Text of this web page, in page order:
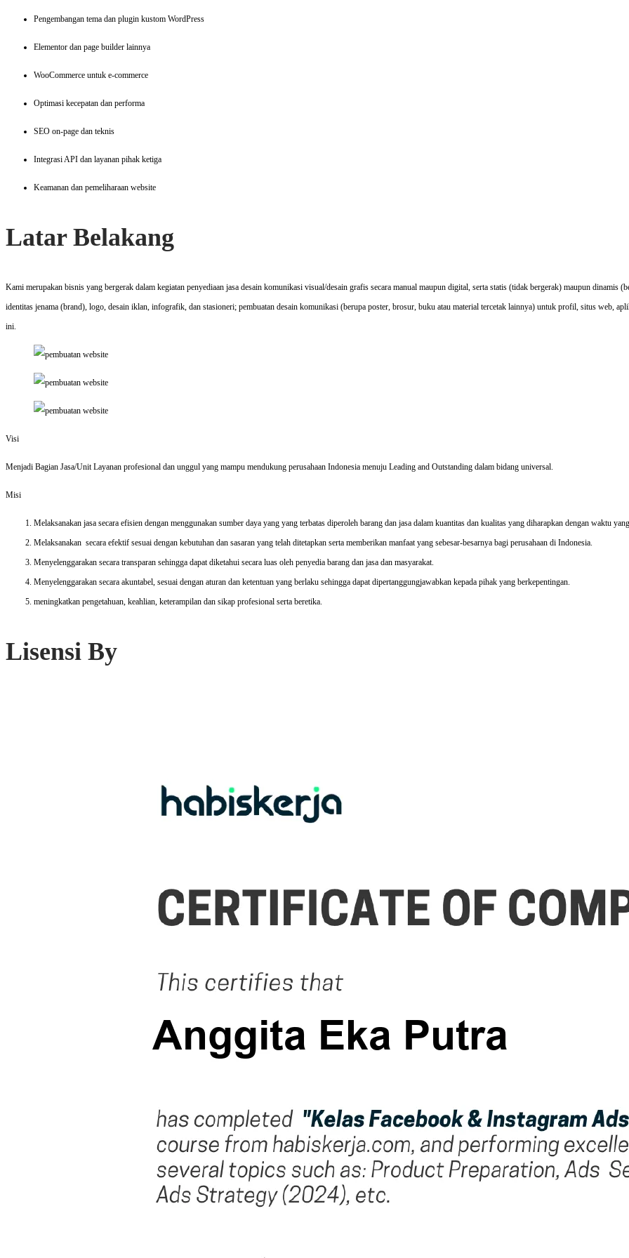
Pengembangan tema dan plugin kustom WordPress
Elementor dan page builder lainnya
WooCommerce untuk e-commerce
Optimasi kecepatan dan performa
SEO on-page dan teknis
Integrasi API dan layanan pihak ketiga
Keamanan dan pemeliharaan website
Latar Belakang
Kami merupakan bisnis yang bergerak dalam kegiatan penyediaan jasa desain komunikasi visual/desain grafis secara manual maupun digital, serta statis (tidak bergerak) maupun dinamis
identitas jenama (brand), logo, desain iklan, infografik, dan stasioneri; pembuatan desain komunikasi (berupa poster, brosur, buku atau material tercetak lainnya) untuk profil, situs web,
ini.
Visi
Menjadi Bagian Jasa/Unit Layanan profesional dan unggul yang mampu mendukung perusahaan Indonesia menuju Leading and Outstanding dalam bidang universal.
Misi
Melaksanakan jasa secara efisien dengan menggunakan sumber daya yang yang terbatas diperoleh barang dan jasa dalam kuantitas dan kualitas yang diharapkan dengan waktu yang
Melaksanakan secara efektif sesuai dengan kebutuhan dan sasaran yang telah ditetapkan serta memberikan manfaat yang sebesar-besarnya bagi perusahaan di Indonesia.
Menyelenggarakan secara transparan sehingga dapat diketahui secara luas oleh penyedia barang dan jasa dan masyarakat.
Menyelenggarakan secara akuntabel, sesuai dengan aturan dan ketentuan yang berlaku sehingga dapat dipertanggungjawabkan kepada pihak yang berkepentingan.
meningkatkan pengetahuan, keahlian, keterampilan dan sikap profesional serta beretika.
Lisensi By